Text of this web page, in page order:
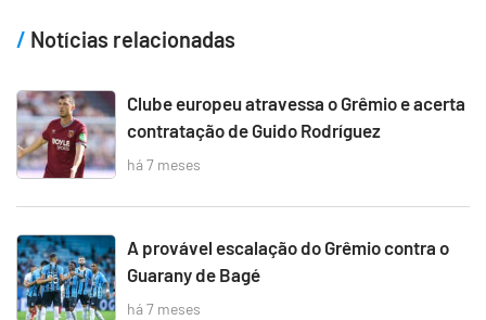
Notícias relacionadas
Clube europeu atravessa o Grêmio e acerta
contratação de Guido Rodríguez
há 7 meses
A provável escalação do Grêmio contra o
Guarany de Bagé
há 7 meses